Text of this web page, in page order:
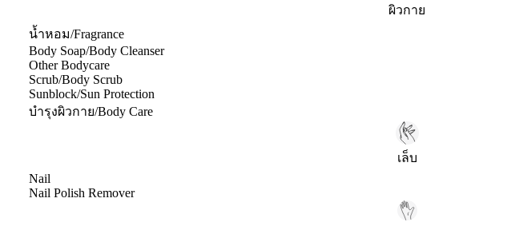
ผิวกาย
น้ำหอม/Fragrance
Body Soap/Body Cleanser
Other Bodycare
Scrub/Body Scrub
Sunblock/Sun Protection
บำรุงผิวกาย/Body Care
เล็บ
Nail
Nail Polish Remover